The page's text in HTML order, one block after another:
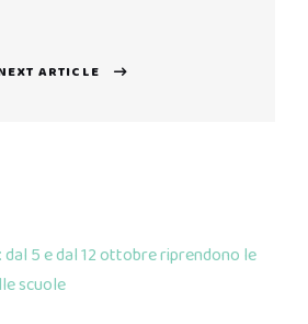
ARTICLE
dal 5 e dal 12 ottobre riprendono le
scuole